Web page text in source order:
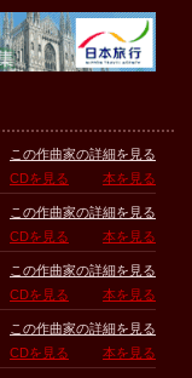
この作曲家の詳細を見る
CDを見る
本を見る
この作曲家の詳細を見る
CDを見る
本を見る
この作曲家の詳細を見る
CDを見る
本を見る
この作曲家の詳細を見る
CDを見る
本を見る